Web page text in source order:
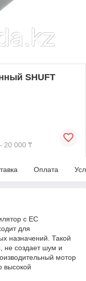
SHUFT
20 000 ₸
Оплата
с ЕС
для
назначений. Такой
не создает шум и
мотор
высокой